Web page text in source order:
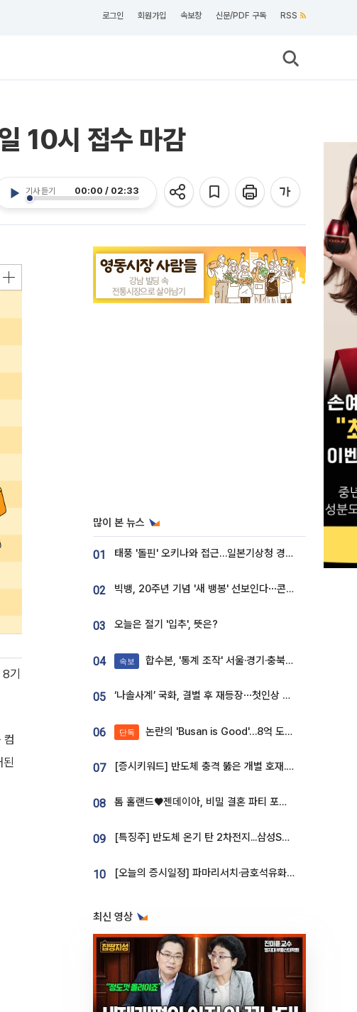
로그인 회원가입 속보창 신문/PDF 구독 RSS
10시 접수 마감
기사 듣기 00:00 / 02:33
기
컴
많이 본 뉴스
01 태풍 '돌핀' 오키나와 접근…일본기상청 경로 업데이트
02 빅뱅, 20주년 기념 '새 뱅봉' 선보인다⋯콘서트 앞두고 팝업 개최
03 오늘은 절기 '입추', 뜻은?
04 속보 합수본, '통계 조작' 서울·경기·충북 선관위 등 추가 압수수색
05 ‘나솔사계’ 국화, 결별 후 재등장⋯첫인상 투표 휩쓸고 ‘인기녀’ 등극
06 단독 논란의 'Busan is Good'…8억 도시브랜드, 용산 대통령실 CI 업체가 수행
07 [증시키워드] 반도체 충격 뚫은 개별 호재...포스코퓨처엠·에코프로·한화솔루션 '눈길'
08 톰 홀랜드♥젠데이아, 비밀 결혼 파티 포착⋯호텔 대관비만 9억
09 [특징주] 반도체 온기 탄 2차전지...삼성SDI, 장 초반 7% 넘게 껑충
10 [오늘의 증시일정] 파마리서치·금호석유화학·코오롱인더·상상인증권 등
최신 영상